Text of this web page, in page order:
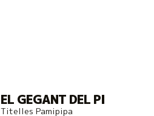
EL GEGANT DEL PI
Titelles Pamipipa